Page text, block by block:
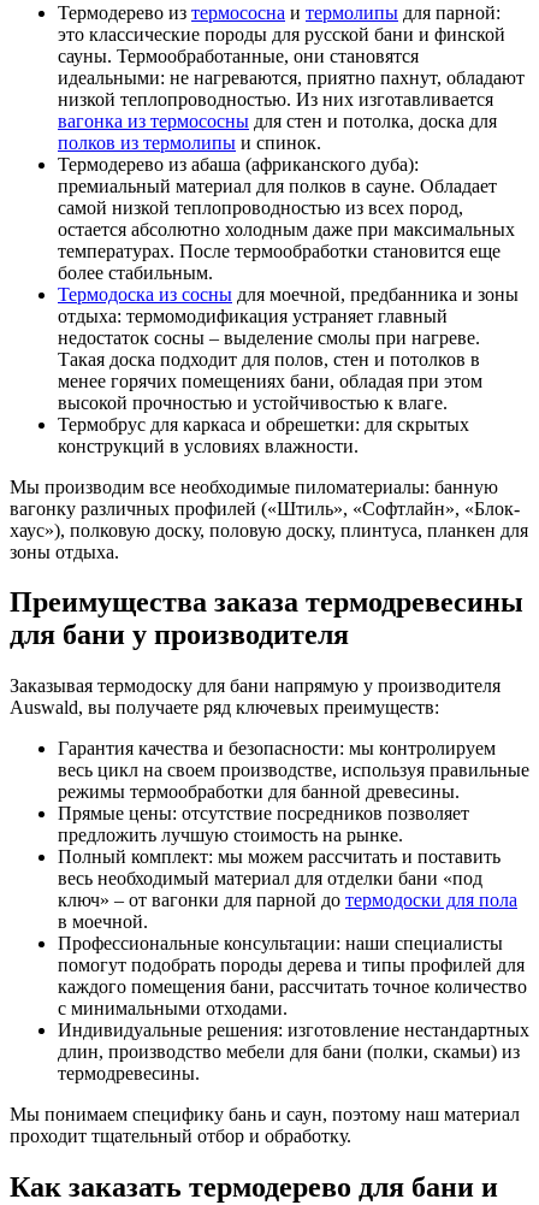
Термодерево из термососна и термолипы для парной:
это классические породы для русской бани и финской
сауны. Термообработанные, они становятся
идеальными: не нагреваются, приятно пахнут, обладают
низкой теплопроводностью. Из них изготавливается
вагонка из термососны для стен и потолка, доска для
полков из термолипы и спинок.
Термодерево из абаша (африканского дуба):
премиальный материал для полков в сауне. Обладает
самой низкой теплопроводностью из всех пород,
остается абсолютно холодным даже при максимальных
температурах. После термообработки становится еще
более стабильным.
Термодоска из сосны для моечной, предбанника и зоны
отдыха: термомодификация устраняет главный
недостаток сосны – выделение смолы при нагреве.
Такая доска подходит для полов, стен и потолков в
менее горячих помещениях бани, обладая при этом
высокой прочностью и устойчивостью к влаге.
Термобрус для каркаса и обрешетки: для скрытых
конструкций в условиях влажности.
Мы производим все необходимые пиломатериалы: банную
вагонку различных профилей («Штиль», «Софтлайн», «Блок-
хаус»), полковую доску, половую доску, плинтуса, планкен для
зоны отдыха.
Преимущества заказа термодревесины
для бани у производителя
Заказывая термодоску для бани напрямую у производителя
Auswald, вы получаете ряд ключевых преимуществ:
Гарантия качества и безопасности: мы контролируем
весь цикл на своем производстве, используя правильные
режимы термообработки для банной древесины.
Прямые цены: отсутствие посредников позволяет
предложить лучшую стоимость на рынке.
Полный комплект: мы можем рассчитать и поставить
весь необходимый материал для отделки бани «под
ключ» – от вагонки для парной до термодоски для пола
в моечной.
Профессиональные консультации: наши специалисты
помогут подобрать породы дерева и типы профилей для
каждого помещения бани, рассчитать точное количество
с минимальными отходами.
Индивидуальные решения: изготовление нестандартных
длин, производство мебели для бани (полки, скамьи) из
термодревесины.
Мы понимаем специфику бань и саун, поэтому наш материал
проходит тщательный отбор и обработку.
Как заказать термодерево для бани и